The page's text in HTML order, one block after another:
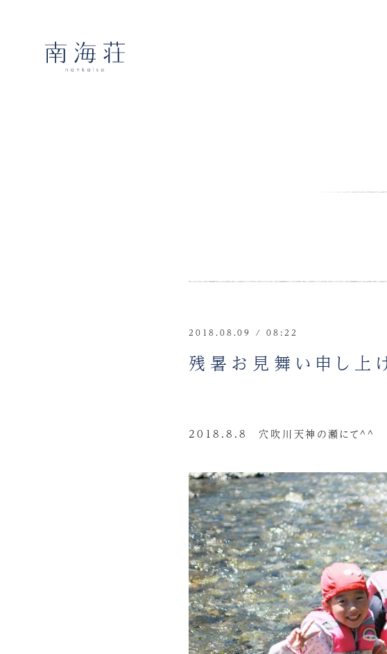
2018.08.09 / 08:22
残暑お見舞い申し上
2018.8.8 穴吹川天神の瀬にて^^